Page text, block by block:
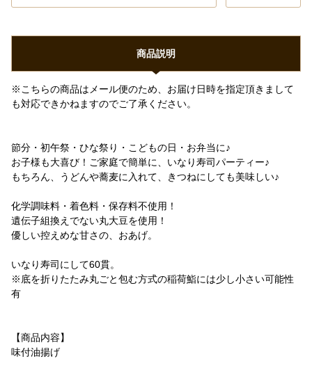
商品説明
※こちらの商品はメール便のため、お届け日時を指定頂きまして
も対応できかねますのでご了承ください。
節分・初午祭・ひな祭り・こどもの日・お弁当に♪
お子様も大喜び！ご家庭で簡単に、いなり寿司パーティー♪
もちろん、うどんや蕎麦に入れて、きつねにしても美味しい♪
化学調味料・着色料・保存料不使用！
遺伝子組換えでない丸大豆を使用！
優しい控えめな甘さの、おあげ。
いなり寿司にして60貫。
※底を折りたたみ丸ごと包む方式の稲荷鮨には少し小さい可能性
有
【商品内容】
味付油揚げ